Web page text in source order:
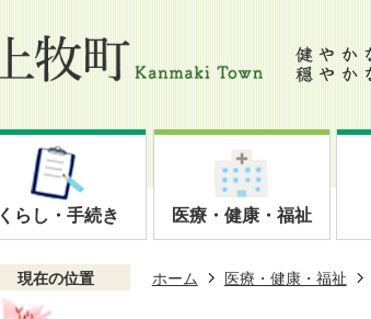
くらし・手続き 医療・健康・福祉
現在の位置 ホーム 医療・健康・福祉